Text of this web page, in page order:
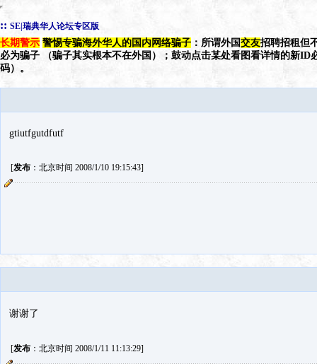
:: SE|瑞典华人论坛专区版
长期警示 警惕专骗海外华人的国内网络骗子 ：所谓外国交友招聘招租但
必为骗子 （骗子其实根本不在外国）；鼓动点击某处看图看详情的新ID
码）。
gtiutfgutdfutf
[发布：北京时间 2008/1/10 19:15:43]
谢谢了
[发布：北京时间 2008/1/11 11:13:29]